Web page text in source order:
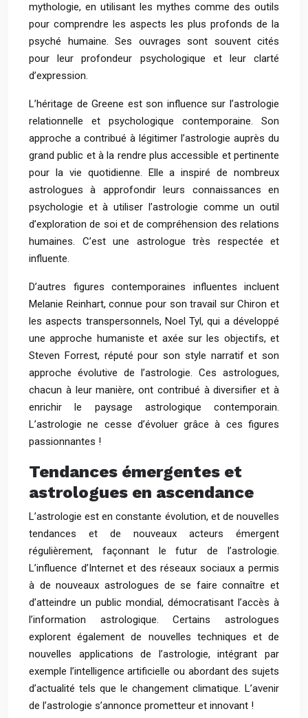
mythologie, en utilisant les mythes comme des outils
pour comprendre les aspects les plus profonds de la
psyché humaine. Ses ouvrages sont souvent cités
pour leur profondeur psychologique et leur clarté
d’expression.
L’héritage de Greene est son influence sur l’astrologie
relationnelle et psychologique contemporaine. Son
approche a contribué à légitimer l’astrologie auprès du
grand public et à la rendre plus accessible et pertinente
pour la vie quotidienne. Elle a inspiré de nombreux
astrologues à approfondir leurs connaissances en
psychologie et à utiliser l’astrologie comme un outil
d’exploration de soi et de compréhension des relations
humaines. C’est une astrologue très respectée et
influente.
D’autres figures contemporaines influentes incluent
Melanie Reinhart, connue pour son travail sur Chiron et
les aspects transpersonnels, Noel Tyl, qui a développé
une approche humaniste et axée sur les objectifs, et
Steven Forrest, réputé pour son style narratif et son
approche évolutive de l’astrologie. Ces astrologues,
chacun à leur manière, ont contribué à diversifier et à
enrichir le paysage astrologique contemporain.
L’astrologie ne cesse d’évoluer grâce à ces figures
passionnantes !
Tendances émergentes et
astrologues en ascendance
L’astrologie est en constante évolution, et de nouvelles
tendances et de nouveaux acteurs émergent
régulièrement, façonnant le futur de l’astrologie.
L’influence d’Internet et des réseaux sociaux a permis
à de nouveaux astrologues de se faire connaître et
d’atteindre un public mondial, démocratisant l’accès à
l’information astrologique. Certains astrologues
explorent également de nouvelles techniques et de
nouvelles applications de l’astrologie, intégrant par
exemple l’intelligence artificielle ou abordant des sujets
d’actualité tels que le changement climatique. L’avenir
de l’astrologie s’annonce prometteur et innovant !